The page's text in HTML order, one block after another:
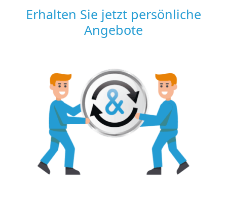
Erhalten Sie jetzt persönliche
Angebote